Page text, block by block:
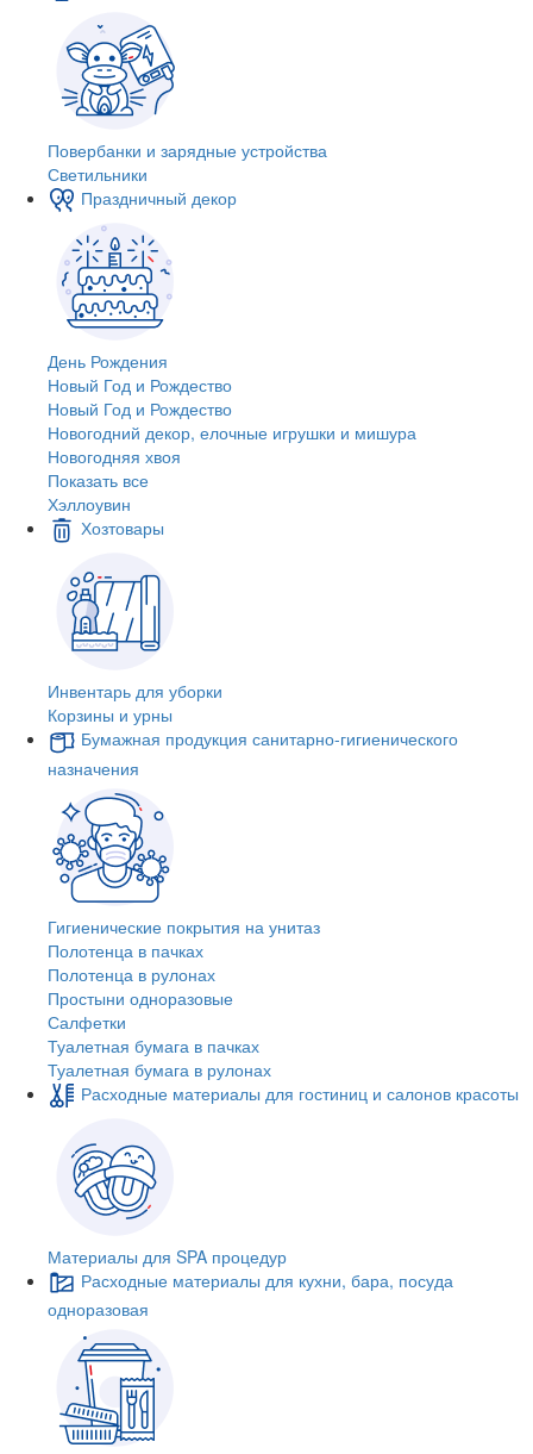
Повербанки и зарядные устройства
Светильники
Праздничный декор
День Рождения
Новый Год и Рождество
Новый Год и Рождество
Новогодний декор, елочные игрушки и мишура
Новогодняя хвоя
Показать все
Хэллоувин
Хозтовары
Инвентарь для уборки
Корзины и урны
Бумажная продукция санитарно-гигиенического
назначения
Гигиенические покрытия на унитаз
Полотенца в пачках
Полотенца в рулонах
Простыни одноразовые
Салфетки
Туалетная бумага в пачках
Туалетная бумага в рулонах
Расходные материалы для гостиниц и салонов красоты
Материалы для SPA процедур
Расходные материалы для кухни, бара, посуда
одноразовая